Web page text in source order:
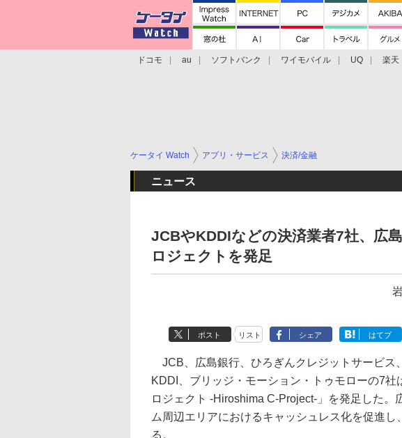
ドコモ au ソフトバンク ワイモバイル UQ 楽天
ケータイ Watch アプリ・サービス 決済/金融
ニュース
JCBやKDDIなどの決済業者7社、広
ロジェクトを発足
ポスト リスト シェア はてブ
JCB、広島銀行、ひろぎんクレジットサービス
KDDI、ブリッジ・モーション・トゥモローの7
ロジェクト -Hiroshima C-Project-」を発足した。
ム周辺エリアにおけるキャッシュレス化を促進
る。